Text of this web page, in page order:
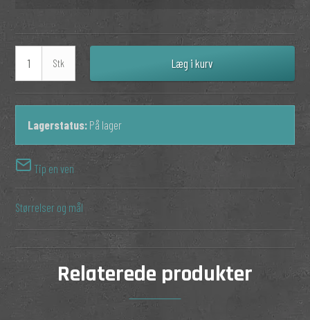
Stk Læg i kurv
Lagerstatus: På lager
Tip en ven
Størrelser og mål
Relaterede produkter